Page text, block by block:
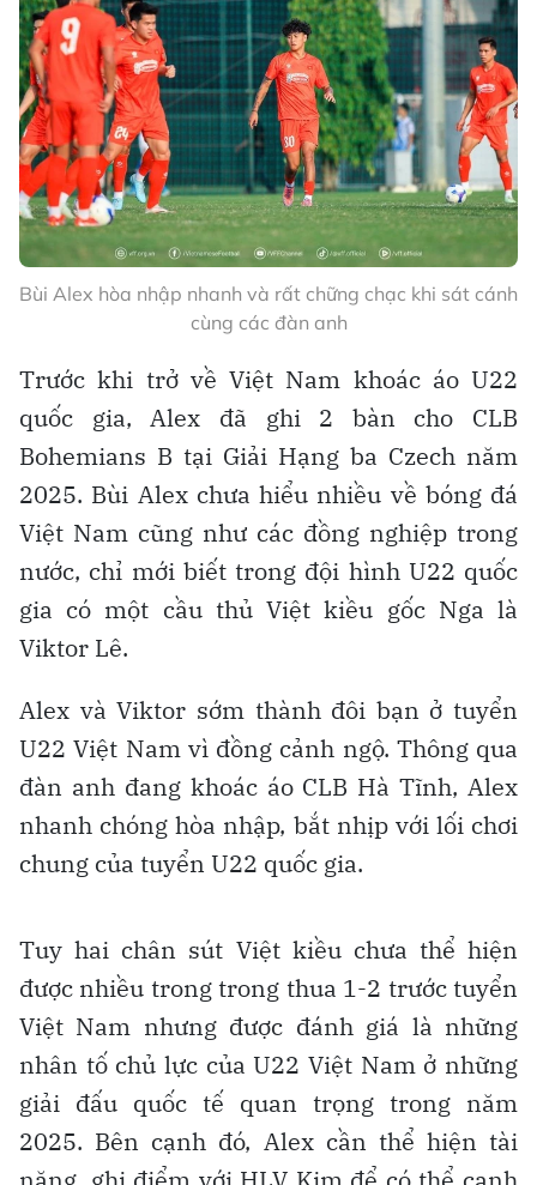
Bùi Alex hòa nhập nhanh và rất chững chạc khi sát cánh
cùng các đàn anh
Trước khi trở về Việt Nam khoác áo U22
quốc gia, Alex đã ghi 2 bàn cho CLB
Bohemians B tại Giải Hạng ba Czech năm
2025. Bùi Alex chưa hiểu nhiều về bóng đá
Việt Nam cũng như các đồng nghiệp trong
nước, chỉ mới biết trong đội hình U22 quốc
gia có một cầu thủ Việt kiều gốc Nga là
Viktor Lê.
Alex và Viktor sớm thành đôi bạn ở tuyển
U22 Việt Nam vì đồng cảnh ngộ. Thông qua
đàn anh đang khoác áo CLB Hà Tĩnh, Alex
nhanh chóng hòa nhập, bắt nhịp với lối chơi
chung của tuyển U22 quốc gia.
Tuy hai chân sút Việt kiều chưa thể hiện
được nhiều trong trong thua 1-2 trước tuyển
Việt Nam nhưng được đánh giá là những
nhân tố chủ lực của U22 Việt Nam ở những
giải đấu quốc tế quan trọng trong năm
2025. Bên cạnh đó, Alex cần thể hiện tài